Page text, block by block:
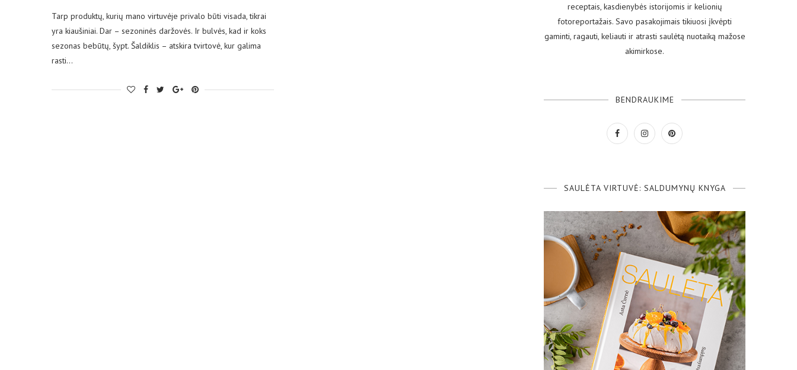
Tarp produktų, kurių mano virtuvėje privalo būti visada, tikrai
yra kiaušiniai. Dar – sezoninės daržovės. Ir bulvės, kad ir koks
sezonas bebūtų, šypt. Šaldiklis – atskira tvirtovė, kur galima
rasti…
receptais, kasdienybės istorijomis ir kelionių
fotoreportažais. Savo pasakojimais tikiuosi įkvėpti
gaminti, ragauti, keliauti ir atrasti saulėtą nuotaiką mažose
akimirkose.
BENDRAUKIME
SAULĖTA VIRTUVĖ: SALDUMYNŲ KNYGA